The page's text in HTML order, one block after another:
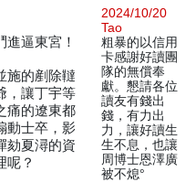
逼東宮！
施的剷除韃
，讓丁宇等
痛的遼東都
動士卒，影
劾夏潯的資
呢？
2024/10/20
Tao
粗暴的以信用
卡感謝好讀團
隊的無償奉
獻。懇請各位
讀友有錢出
錢，有力出
力，讓好讀生
生不息，也讓
周博士恩澤廣
被不熄°